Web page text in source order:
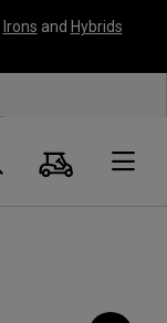
Irons and Hybrids
Suche